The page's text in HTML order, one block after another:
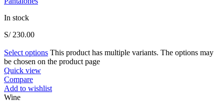
In stock
S/230.00
Select options This product has multiple variants. The options may
be chosen on the product page
Quick view
Compare
Add to wishlist
Wine